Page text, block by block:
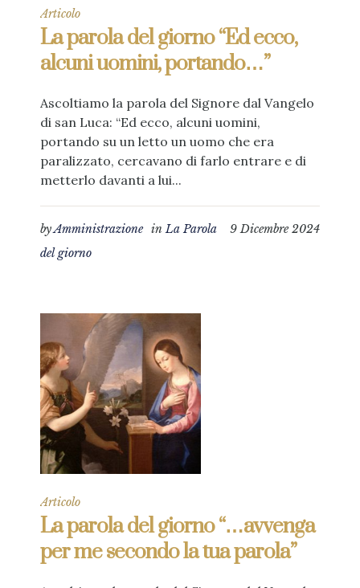
Articolo
La parola del giorno “Ed ecco,
alcuni uomini, portando…”
Ascoltiamo la parola del Signore dal Vangelo
di san Luca: “Ed ecco, alcuni uomini,
portando su un letto un uomo che era
paralizzato, cercavano di farlo entrare e di
metterlo davanti a lui...
9 Dicembre 2024
byAmministrazione inLa Parola
del giorno
Articolo
La parola del giorno “…avvenga
per me secondo la tua parola”